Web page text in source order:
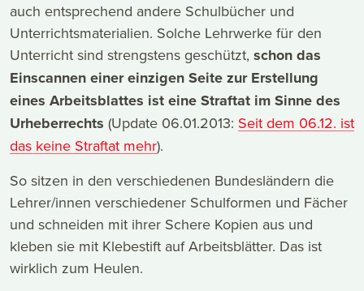
auch entsprechend andere Schulbücher und
Unterrichtsmaterialien. Solche Lehrwerke für den
Unterricht sind strengstens geschützt, schon das
Einscannen einer einzigen Seite zur Erstellung
eines Arbeitsblattes ist eine Straftat im Sinne des
Urheberrechts (Update 06.01.2013: Seit dem 06.12. ist
das keine Straftat mehr).
So sitzen in den verschiedenen Bundesländern die
Lehrer/innen verschiedener Schulformen und Fächer
und schneiden mit ihrer Schere Kopien aus und
kleben sie mit Klebestift auf Arbeitsblätter. Das ist
wirklich zum Heulen.